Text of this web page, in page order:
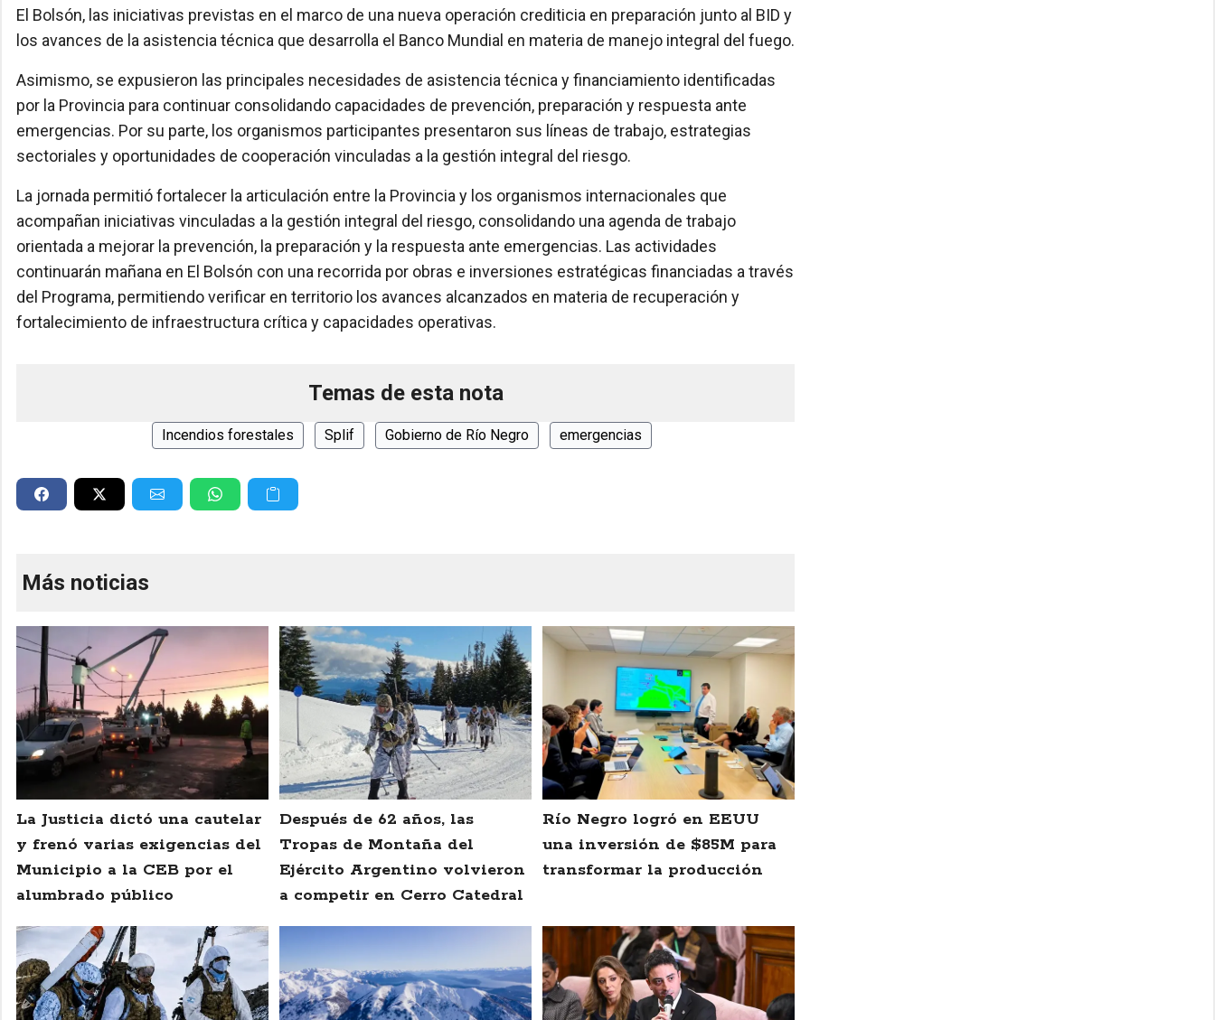
El Bolsón, las iniciativas previstas en el marco de una nueva operación crediticia en preparación junto al BID y
los avances de la asistencia técnica que desarrolla el Banco Mundial en materia de manejo integral del fuego.
Asimismo, se expusieron las principales necesidades de asistencia técnica y financiamiento identificadas
por la Provincia para continuar consolidando capacidades de prevención, preparación y respuesta ante
emergencias. Por su parte, los organismos participantes presentaron sus líneas de trabajo, estrategias
sectoriales y oportunidades de cooperación vinculadas a la gestión integral del riesgo.
La jornada permitió fortalecer la articulación entre la Provincia y los organismos internacionales que
acompañan iniciativas vinculadas a la gestión integral del riesgo, consolidando una agenda de trabajo
orientada a mejorar la prevención, la preparación y la respuesta ante emergencias. Las actividades
continuarán mañana en El Bolsón con una recorrida por obras e inversiones estratégicas financiadas a través
del Programa, permitiendo verificar en territorio los avances alcanzados en materia de recuperación y
fortalecimiento de infraestructura crítica y capacidades operativas.
Temas de esta nota
Incendios forestales Splif Gobierno de Río Negro emergencias
Más noticias
La Justicia dictó una cautelar
y frenó varias exigencias del
Municipio a la CEB por el
alumbrado público
Después de 62 años, las
Tropas de Montaña del
Ejército Argentino volvieron
a competir en Cerro Catedral
Río Negro logró en EEUU
una inversión de $85M para
transformar la producción